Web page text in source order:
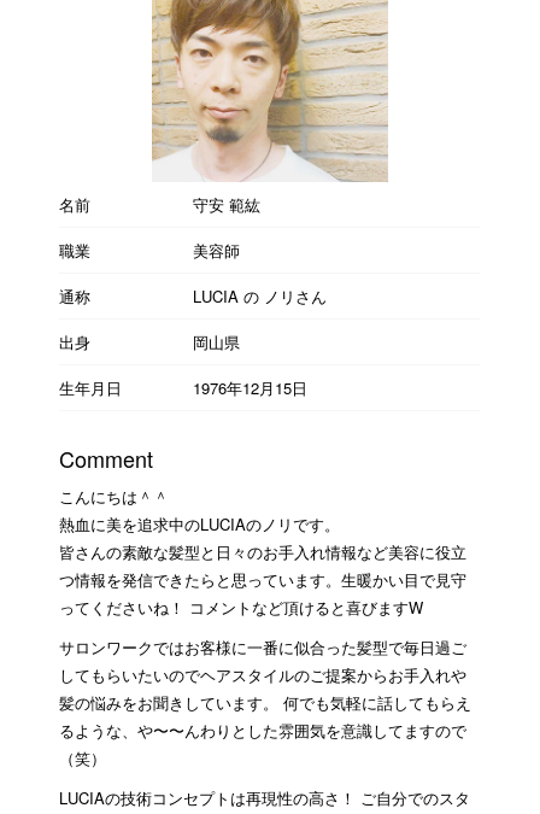
名前
守安 範紘
職業
美容師
通称
LUCIA の ノリさん
出身
岡山県
生年月日
1976年12月15日
Comment
こんにちは＾＾
熱血に美を追求中のLUCIAのノリです。
皆さんの素敵な髪型と日々のお手入れ情報など美容に役立
つ情報を発信できたらと思っています。生暖かい目で見守
ってくださいね！ コメントなど頂けると喜びますW
サロンワークではお客様に一番に似合った髪型で毎日過ご
してもらいたいのでヘアスタイルのご提案からお手入れや
髪の悩みをお聞きしています。 何でも気軽に話してもらえ
るような、や〜〜んわりとした雰囲気を意識してますので
（笑）
LUCIAの技術コンセプトは再現性の高さ！ ご自分でのスタ